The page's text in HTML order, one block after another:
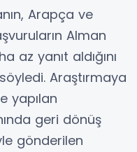
Arapça ve
Alman
az yanıt aldığını
Araştırmaya
yapılan
geri dönüş
gönderilen